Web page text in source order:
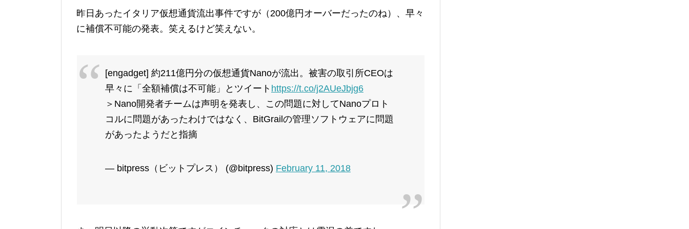
昨日あったイタリア仮想通貨流出事件ですが（200億円オーバーだったのね）、早々
に補償不可能の発表。笑えるけど笑えない。
[engadget] 約211億円分の仮想通貨Nanoが流出。被害の取引所CEOは
早々に「全額補償は不可能」とツイート https://t.co/j2AUeJbjg6
＞Nano開発者チームは声明を発表し、この問題に対してNanoプロト
コルに問題があったわけではなく、BitGrailの管理ソフトウェアに問題
があったようだと指摘
— bitpress（ビットプレス） (@bitpress) February 11, 2018